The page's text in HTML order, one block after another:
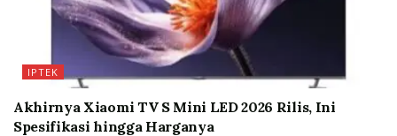
IPTEK
Akhirnya Xiaomi TV S Mini LED 2026 Rilis, Ini
Spesifikasi hingga Harganya